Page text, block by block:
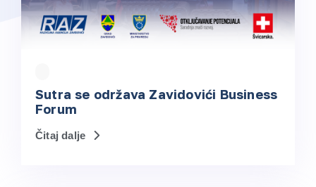
Sutra se održava Zavidovići Business
Forum
Čitaj dalje